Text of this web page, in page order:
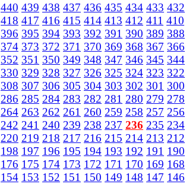
440 439 438 437 436 435 434 433 432
418 417 416 415 414 413 412 411 410
396 395 394 393 392 391 390 389 388
374 373 372 371 370 369 368 367 366
352 351 350 349 348 347 346 345 344
330 329 328 327 326 325 324 323 322
308 307 306 305 304 303 302 301 300
286 285 284 283 282 281 280 279 278
264 263 262 261 260 259 258 257 256
242 241 240 239 238 237 236 235 234
220 219 218 217 216 215 214 213 212
198 197 196 195 194 193 192 191 190
176 175 174 173 172 171 170 169 168
154 153 152 151 150 149 148 147 146